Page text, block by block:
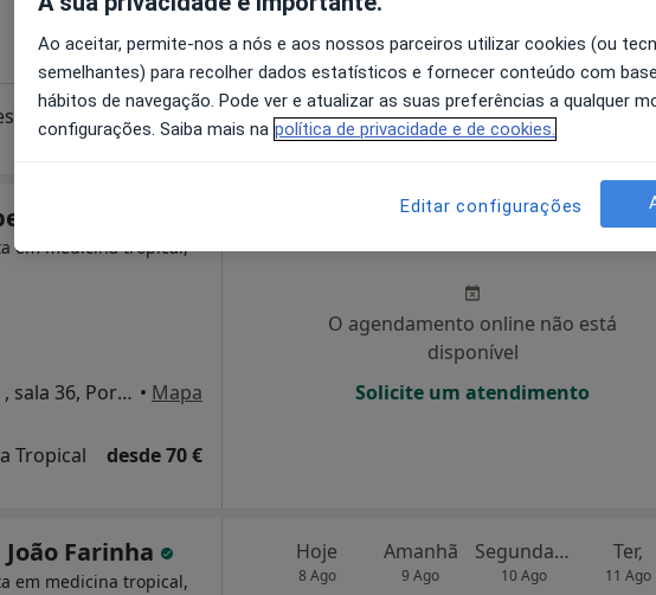
Bloco B, Loja, R. José Gomes Monteiro 4, Odivelas Mapa
Solicite um atendimento
Basto
em medicina tropical,
Rua Campo Alegre, 830, 8º , sala 36, Porto • Mapa
Tropical desde 70 €
Amanhã Segunda-feira
O agendamento online não está
disponível
Solicite um atendimento
João Farinha
em medicina tropical,
Hoje
8 Ago
Amanhã
9 Ago
Segunda-feira
10 Ago
Ter,
11 Ago
Ao aceitar, permite-nos a nós e aos nossos parceiros utilizar cookies (ou
semelhantes) para recolher dados estatísticos e fornecer conteúdo com
hábitos de navegação. Pode ver e atualizar as suas preferências a qualquer
configurações. Saiba mais na política de privacidade e de cookies.
Editar configurações